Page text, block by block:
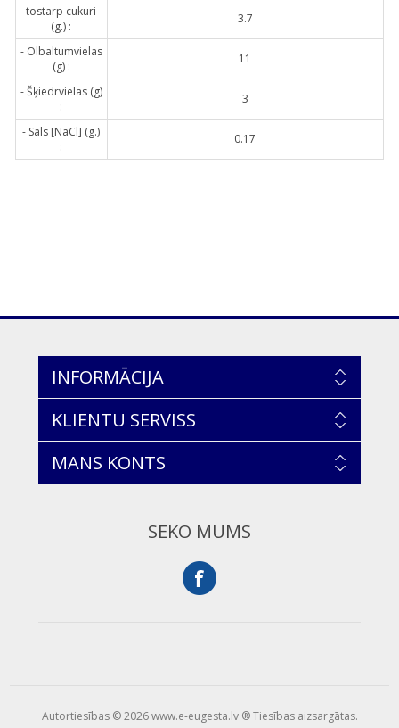
tostarp cukuri
(g.) :
3.7
- Olbaltumvielas
(g) :
11
- Šķiedrvielas (g)
:
3
- Sāls [NaCl] (g.)
:
0.17
INFORMĀCIJA
KLIENTU SERVISS
MANS KONTS
SEKO MUMS
Autortiesības © 2026 www.e-eugesta.lv ® Tiesības aizsargātas.